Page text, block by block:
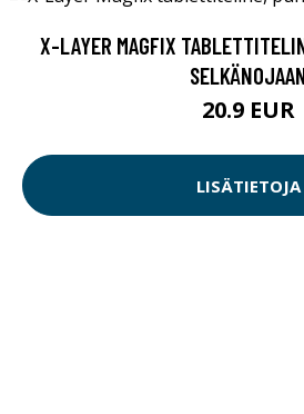
X-LAYER MAGFIX
20.9 EUR
LISÄTIETOJA